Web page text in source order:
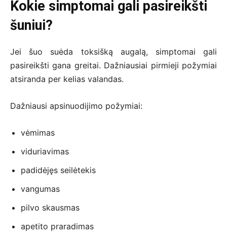
Kokie simptomai gali pasireikšti
šuniui?
Jei šuo suėda toksišką augalą, simptomai gali
pasireikšti gana greitai. Dažniausiai pirmieji požymiai
atsiranda per kelias valandas.
Dažniausi apsinuodijimo požymiai:
vėmimas
viduriavimas
padidėjęs seilėtekis
vangumas
pilvo skausmas
apetito praradimas